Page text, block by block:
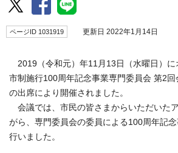
ページID 1031919 更新日 2022年1月14日
2019（令和元）年11月13日（水曜日）に
市制施行100周年記念事業専門委員会 第2
の出席により開催されました。
会議では、市民の皆さまからいただいた
がら、専門委員会の委員による100周年記
行いました。